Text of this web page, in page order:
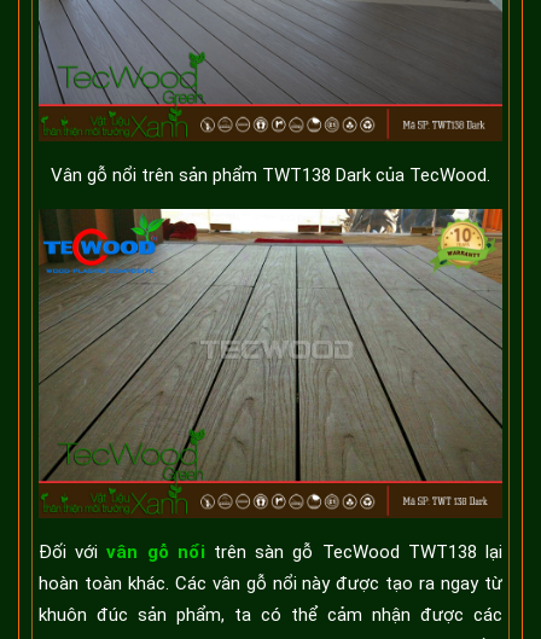
Vân gỗ nổi trên sản phẩm TWT138 Dark của TecWood.
Đối vớivân gỗ nổi trên sàn gỗ TecWood TWT138 lại
hoàn toàn khác. Các vân gỗ nổi này được tạo ra ngay từ
khuôn đúc sản phẩm, ta có thể cảm nhận được các